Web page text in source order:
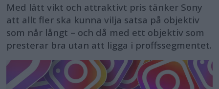
Med lätt vikt och attraktivt pris tänker Sony
att allt fler ska kunna vilja satsa på objektiv
som når långt – och då med ett objektiv som
presterar bra utan att ligga i proffssegmentet.